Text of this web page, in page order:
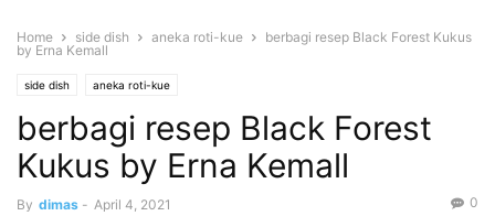
Home side dish aneka roti-kue
berbagi resep Black Forest Kukus
by Erna Kemall
side dish aneka roti-kue
berbagi resep Black Forest
Kukus by Erna Kemall
By dimas - April 4, 2021 0